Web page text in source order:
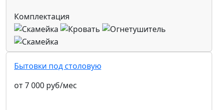
Комплектация
Бытовки под столовую
от 7 000 руб/мес